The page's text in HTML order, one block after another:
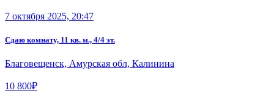
7 октября 2025, 20:47
Сдаю комнату, 11 кв. м., 4/4 эт.
Благовещенск, Амурская обл, Калинина
10 800₽